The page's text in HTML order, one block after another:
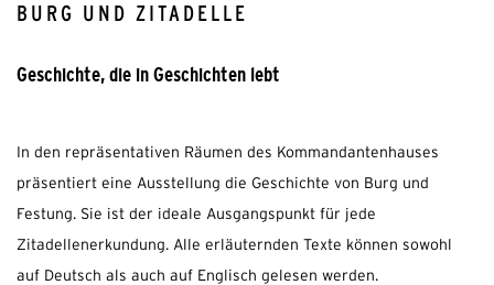
BURG UND ZITADELLE
Geschichte, die in Geschichten lebt
In den repräsentativen Räumen des Kommandantenhauses
präsentiert eine Ausstellung die Geschichte von Burg und
Festung. Sie ist der ideale Ausgangspunkt für jede
Zitadellenerkundung. Alle erläuternden Texte können sowohl
auf Deutsch als auch auf Englisch gelesen werden.